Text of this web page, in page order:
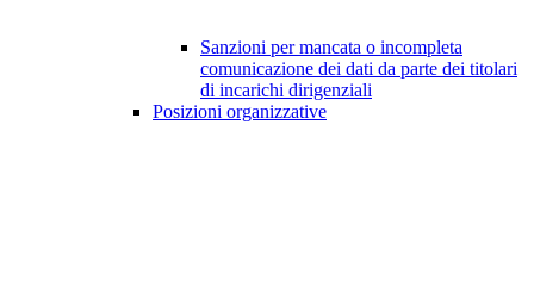
Sanzioni per mancata o incompleta
comunicazione dei dati da parte dei titolari
di incarichi dirigenziali
Posizioni organizzative